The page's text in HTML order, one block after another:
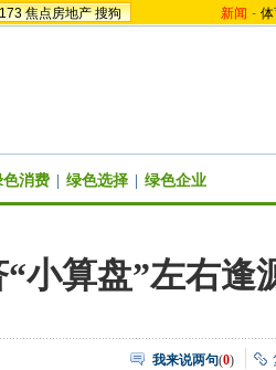
焦点房地产 搜狗 新闻 -
色消费 绿色选择 绿色企业
小算盘”左右逢
我来说两句(0)